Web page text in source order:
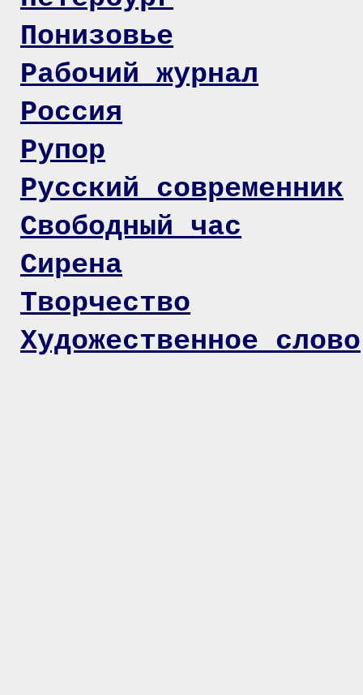
Понизовье
Рабочий журнал
Россия
Рупор
Русский современник
Свободный час
Сирена
Творчество
Художественное слово